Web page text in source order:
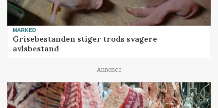
MARKED
Grisebestanden stiger trods svagere
avlsbestand
Annonce